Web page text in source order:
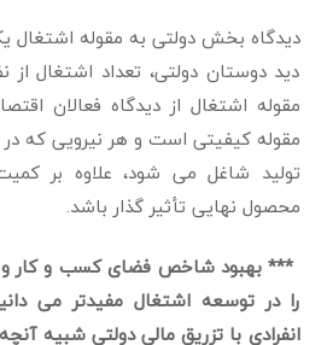
دیدگاه بخش دولتی به مقوله اشتغال
دید دوستان دولتی، تعداد اشتغال
مقوله اشتغال از دیدگاه فعالان
مقوله کیفیتی است و هر نیرویی که
تولید شاغل می شود، علاوه بر
محصول نهایی تأثیر گذار باشد.
*** بهبود شاخص فضای کسب و کار و
را در توسعه اشتغال مفیدتر می
انفرادی با تزریق مالی دولتی شبیه